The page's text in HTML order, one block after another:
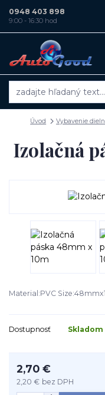
0948 403 898
9:00 - 16:30 hod
Úvod Vybavenie
Izolačná
Material:PVC
Dostupnosť
2,70 €
2,20 € bez DPH